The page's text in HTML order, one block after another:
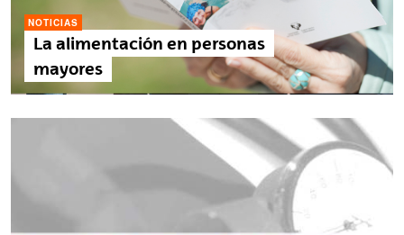
NOTICIAS
La alimentación en personas
mayores